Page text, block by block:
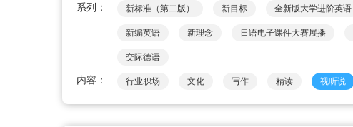
系列： 新标准（第二版） 新目标 全新版大学进阶英语
新编英语 新理念 日语电子课件大赛展播
交际德语
内容： 行业职场 文化 写作 精读 视听说